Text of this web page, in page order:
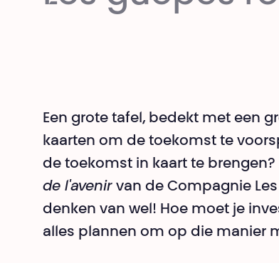
Een grote tafel, bedekt met een
kaarten om de toekomst te
de toekomst in kaart te
de l'avenir van de Compagnie
denken van wel! Hoe moet je
alles plannen om op die manier